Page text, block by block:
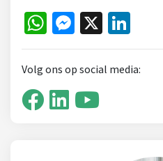
WhatsApp
Messenger
X
Volg ons op social media: